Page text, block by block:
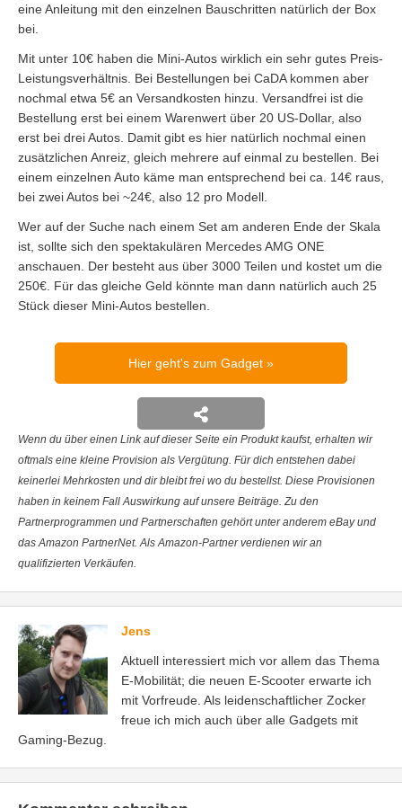
eine Anleitung mit den einzelnen Bauschritten natürlich der Box
bei.
Mit unter 10€ haben die Mini-Autos wirklich ein sehr gutes Preis-
Leistungsverhältnis. Bei Bestellungen bei CaDA kommen aber
nochmal etwa 5€ an Versandkosten hinzu. Versandfrei ist die
Bestellung erst bei einem Warenwert über 20 US-Dollar, also
erst bei drei Autos. Damit gibt es hier natürlich nochmal einen
zusätzlichen Anreiz, gleich mehrere auf einmal zu bestellen. Bei
einem einzelnen Auto käme man entsprechend bei ca. 14€ raus,
bei zwei Autos bei ~24€, also 12 pro Modell.
Wer auf der Suche nach einem Set am anderen Ende der Skala
ist, sollte sich den spektakulären Mercedes AMG ONE
anschauen. Der besteht aus über 3000 Teilen und kostet um die
250€. Für das gleiche Geld könnte man dann natürlich auch 25
Stück dieser Mini-Autos bestellen.
Hier geht's zum Gadget
Wenn du über einen Link auf dieser Seite ein Produkt kaufst, erhalten wir
oftmals eine kleine Provision als Vergütung. Für dich entstehen dabei
keinerlei Mehrkosten und dir bleibt frei wo du bestellst. Diese Provisionen
haben in keinem Fall Auswirkung auf unsere Beiträge. Zu den
Partnerprogrammen und Partnerschaften gehört unter anderem eBay und
das Amazon PartnerNet. Als Amazon-Partner verdienen wir an
qualifizierten Verkäufen.
Jens
Aktuell interessiert mich vor allem das Thema
E-Mobilität; die neuen E-Scooter erwarte ich
mit Vorfreude. Als leidenschaftlicher Zocker
freue ich mich auch über alle Gadgets mit
Gaming-Bezug.